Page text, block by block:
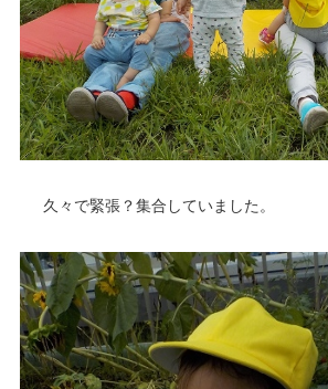
久々で緊張？集合していました。